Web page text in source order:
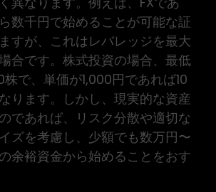
数千円で始めることが可能な証
すが、これはレバレッジを最大
合です。株式投資の場合、最低
で、単価が1,000円であれば10
ります。しかし、現実的な資産
であれば、リスク分散や適切な
ズを考慮し、少額でも数万円〜
余裕資金から始めることをおす